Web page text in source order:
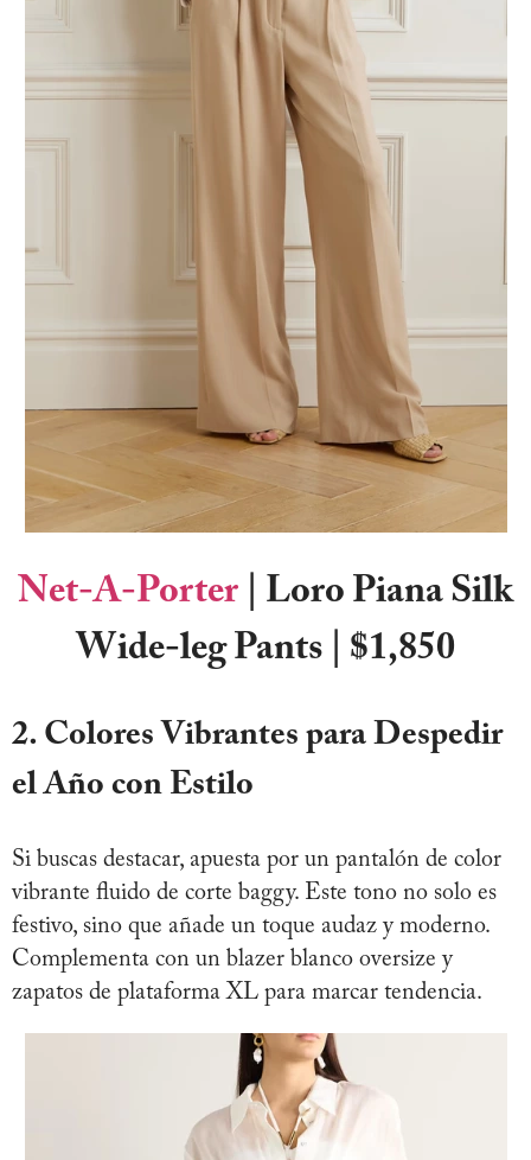
Net-A-Porter | Loro Piana Silk
Wide-leg Pants | $1,850
2. Colores Vibrantes para Despedir
el Año con Estilo
Si buscas destacar, apuesta por un pantalón de color
vibrante fluido de corte baggy. Este tono no solo es
festivo, sino que añade un toque audaz y moderno.
Complementa con un blazer blanco oversize y
zapatos de plataforma XL para marcar tendencia.